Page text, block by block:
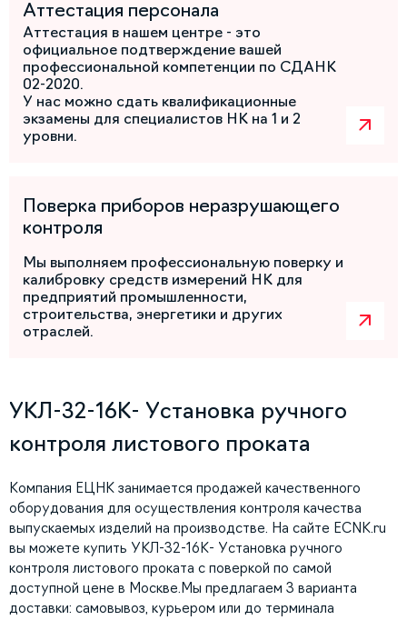
Аттестация персонала
Аттестация в нашем центре - это
официальное подтверждение вашей
профессиональной компетенции по СДАНК
02-2020.
У нас можно сдать квалификационные
экзамены для специалистов НК на 1 и 2
уровни.
Поверка приборов неразрушающего
контроля
Мы выполняем профессиональную поверку и
калибровку средств измерений НК для
предприятий промышленности,
строительства, энергетики и других
отраслей.
УКЛ-32-16К- Установка ручного
контроля листового проката
Компания ЕЦНК занимается продажей качественного
оборудования для осуществления контроля качества
выпускаемых изделий на производстве. На сайте ECNK.ru
вы можете купить УКЛ-32-16К- Установка ручного
контроля листового проката с поверкой по самой
доступной цене в Москве.Мы предлагаем 3 варианта
доставки: самовывоз, курьером или до терминала